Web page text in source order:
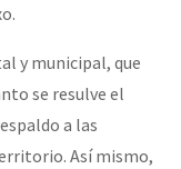
y municipal, que
se resulve el
a las
Así mismo,